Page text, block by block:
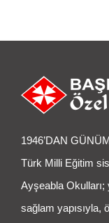
1946’DAN
Türk Milli Eğitim
Ayşeabla Okulları;
sağlam yapısıyla,